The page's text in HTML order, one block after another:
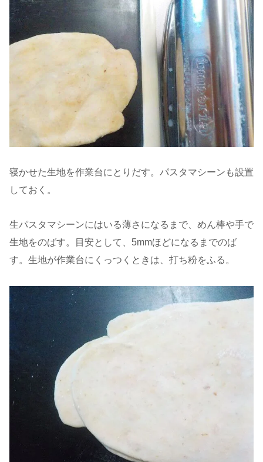
寝かせた生地を作業台にとりだす。パスタマシーンも設置
しておく。
生パスタマシーンにはいる薄さになるまで、めん棒や手で
生地をのばす。目安として、5mmほどになるまでのば
す。生地が作業台にくっつくときは、打ち粉をふる。